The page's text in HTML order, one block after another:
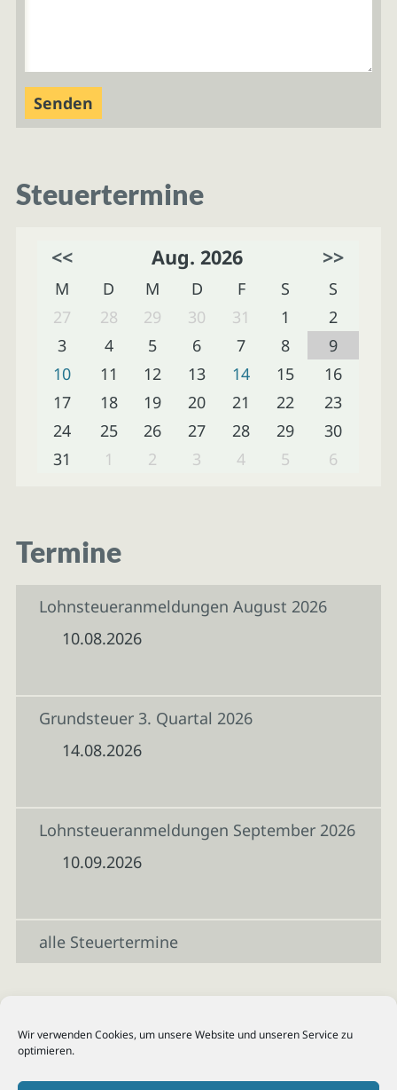
Wir verwenden Cookies, um unsere Website und unseren Service zu
optimieren.
Steuertermine
<< Aug. 2026 >>
M D M D F S
S
27
28 29 30 31 1
2
3
4 5 6 7 8
9
10
11 12 13 14 15
16
17
18 19 20 21 22
23
24
25 26 27 28 29
30
31
1 2 3 4 5 6
Termine
Lohnsteueranmeldungen August 2026
10.08.2026
Grundsteuer 3. Quartal 2026
14.08.2026
Lohnsteueranmeldungen September 2026
10.09.2026
alle Steuertermine